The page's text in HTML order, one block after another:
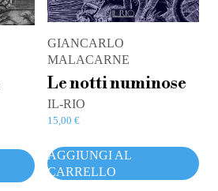
GIANCARLO
MALACARNE
Le notti numinose
IL-RIO
15,00 €
AGGIUNGI AL
CARRELLO